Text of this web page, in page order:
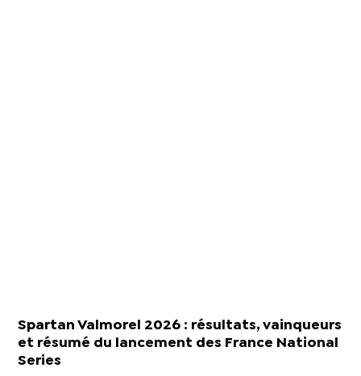
Spartan Valmorel 2026 : résultats, vainqueurs
et résumé du lancement des France National
Series